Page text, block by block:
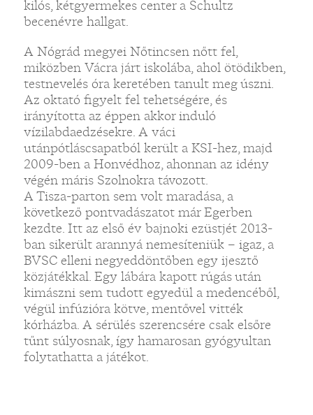
kilós, kétgyermekes center a Schultz
becenévre hallgat.
A Nógrád megyei Nőtincsen nőtt fel,
miközben Vácra járt iskolába, ahol ötödikben,
testnevelés óra keretében tanult meg úszni.
Az oktató figyelt fel tehetségére, és
irányította az éppen akkor induló
vízilabdaedzésekre. A váci
utánpótláscsapatból került a KSI-hez, majd
2009-ben a Honvédhoz, ahonnan az idény
végén máris Szolnokra távozott.
A Tisza-parton sem volt maradása, a
következő pontvadászatot már Egerben
kezdte. Itt az első év bajnoki ezüstjét 2013-
ban sikerült arannyá nemesíteniük – igaz, a
BVSC elleni negyeddöntőben egy ijesztő
közjátékkal. Egy lábára kapott rúgás után
kimászni sem tudott egyedül a medencéből,
végül infúzióra kötve, mentővel vitték
kórházba. A sérülés szerencsére csak elsőre
tűnt súlyosnak, így hamarosan gyógyultan
folytathatta a játékot.